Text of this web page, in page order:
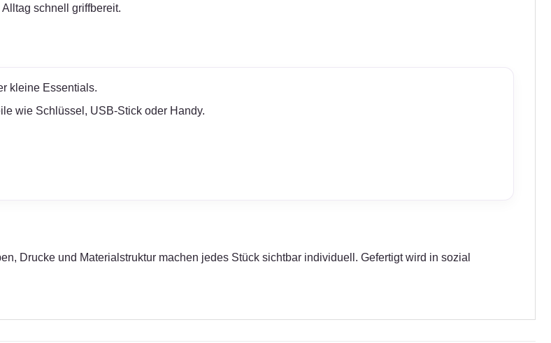
schnell griffbereit.
kleine Essentials.
wie Schlüssel, USB-Stick oder Handy.
Drucke und Materialstruktur machen jedes Stück sichtbar individuell. Gefertigt wird in sozial